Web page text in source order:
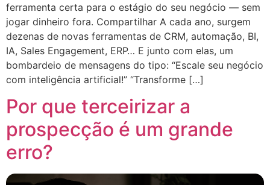
ferramenta certa para o estágio do seu negócio — sem
jogar dinheiro fora. Compartilhar A cada ano, surgem
dezenas de novas ferramentas de CRM, automação, BI,
IA, Sales Engagement, ERP… E junto com elas, um
bombardeio de mensagens do tipo: “Escale seu negócio
com inteligência artificial!” “Transforme […]
Por que terceirizar a
prospecção é um grande
erro?